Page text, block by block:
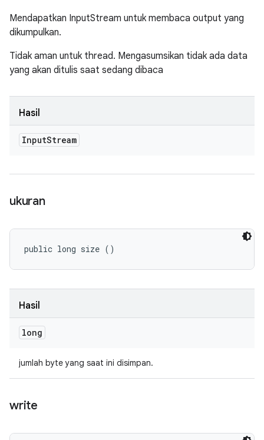
Mendapatkan InputStream untuk membaca output yang
dikumpulkan.
Tidak aman untuk thread. Mengasumsikan tidak ada data
yang akan ditulis saat sedang dibaca
Hasil
InputStream
ukuran
public long size ()
Hasil
long
jumlah byte yang saat ini disimpan.
write